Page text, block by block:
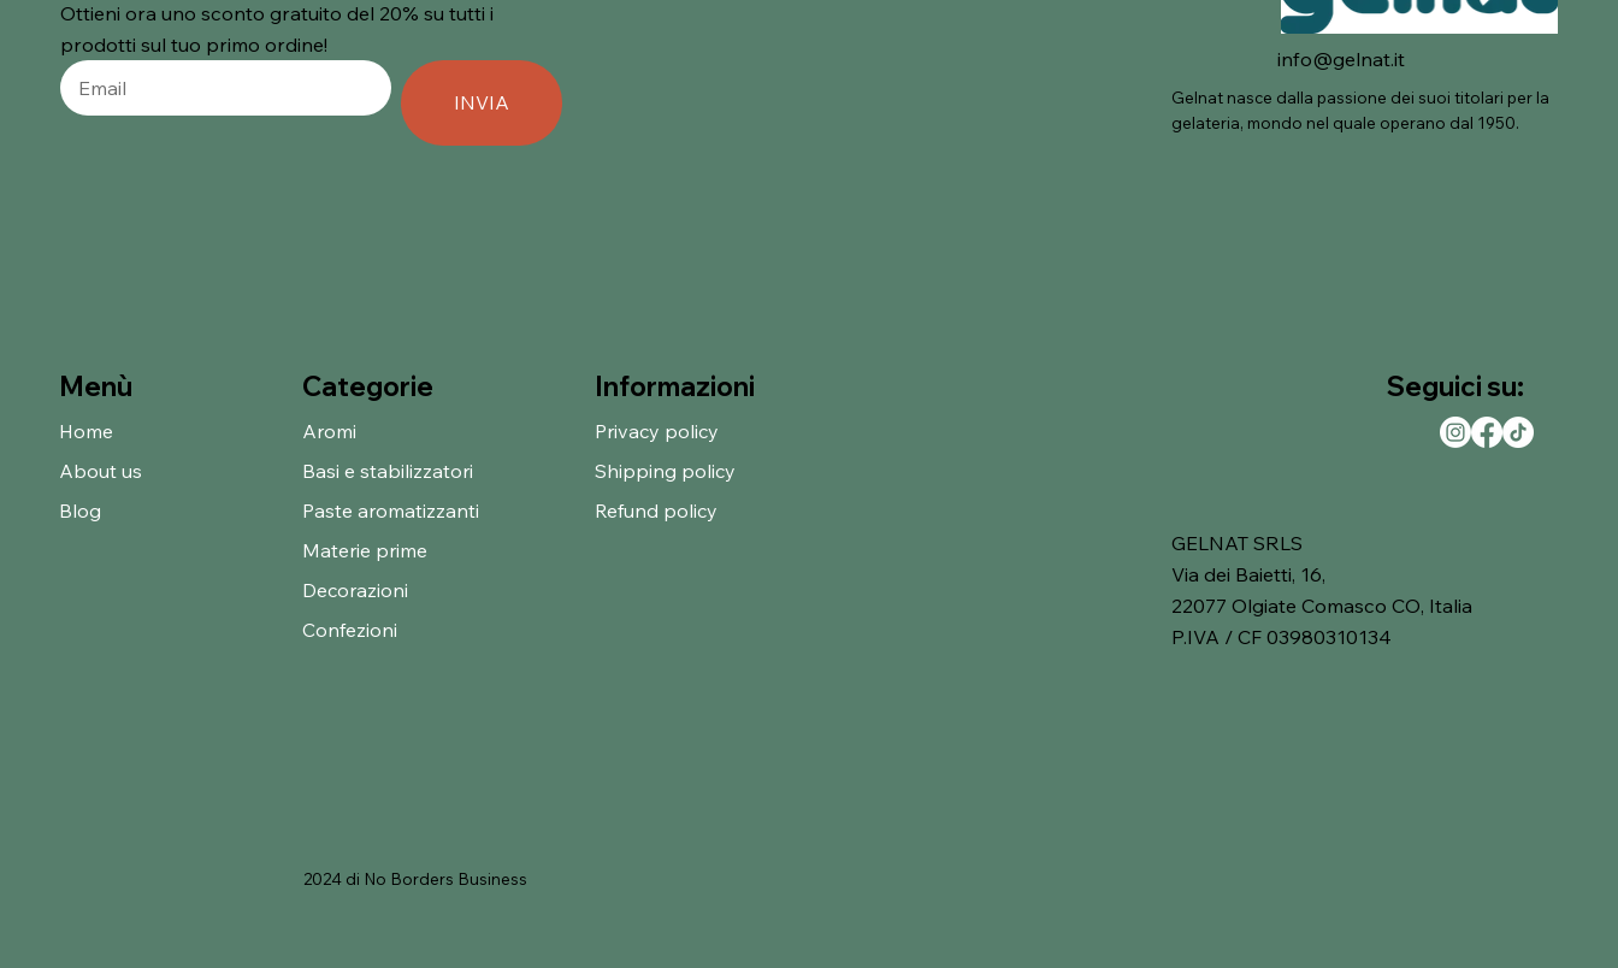
Ottieni ora uno sconto gratuito del 20% su tutti i
prodotti sul tuo primo ordine!
INVIA
info@gelnat.it
Gelnat nasce dalla passione dei suoi titolari per la
gelateria, mondo nel quale operano dal 1950.
Informazioni
Privacy policy
Shipping policy
Refund policy
Categorie
Aromi
Basi e stabilizzatori
Paste aromatizzanti
Materie prime
Decorazioni
Confezioni
Menù
Home
About us
Blog
Seguici su:
GELNAT SRLS
Via dei Baietti, 16,
22077 Olgiate Comasco CO, Italia
P.IVA / CF 03980310134
2024 di No Borders Business